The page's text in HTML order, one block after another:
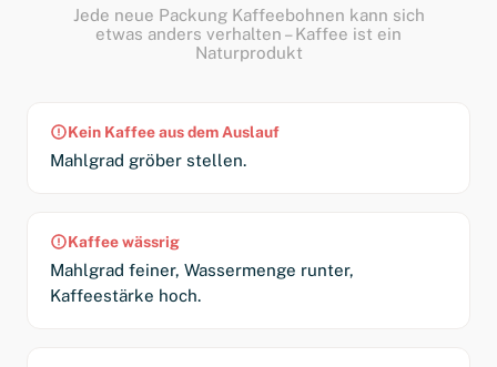
Jede neue Packung Kaffeebohnen kann sich
etwas anders verhalten – Kaffee ist ein
Naturprodukt
Kein Kaffee aus dem Auslauf
Mahlgrad gröber stellen.
Kaffee wässrig
Mahlgrad feiner, Wassermenge runter,
Kaffeestärke hoch.